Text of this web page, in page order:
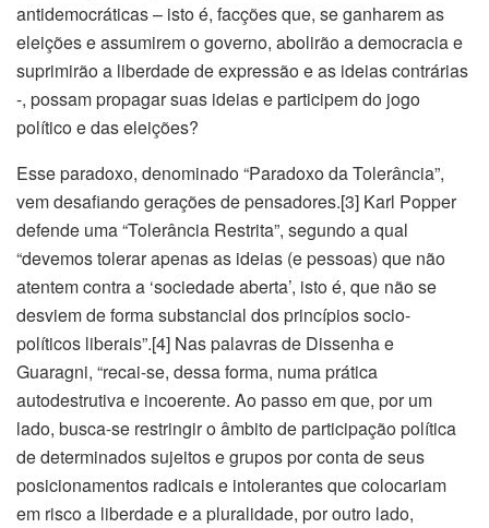
antidemocráticas – isto é, facções que, se ganharem as
eleições e assumirem o governo, abolirão a democracia e
suprimirão a liberdade de expressão e as ideias contrárias
-, possam propagar suas ideias e participem do jogo
político e das eleições?
Esse paradoxo, denominado “Paradoxo da Tolerância”,
vem desafiando gerações de pensadores.[3] Karl Popper
defende uma “Tolerância Restrita”, segundo a qual
“devemos tolerar apenas as ideias (e pessoas) que não
atentem contra a ‘sociedade aberta’, isto é, que não se
desviem de forma substancial dos princípios socio-
políticos liberais”.[4] Nas palavras de Dissenha e
Guaragni, “recai-se, dessa forma, numa prática
autodestrutiva e incoerente. Ao passo em que, por um
lado, busca-se restringir o âmbito de participação política
de determinados sujeitos e grupos por conta de seus
posicionamentos radicais e intolerantes que colocariam
em risco a liberdade e a pluralidade, por outro lado,